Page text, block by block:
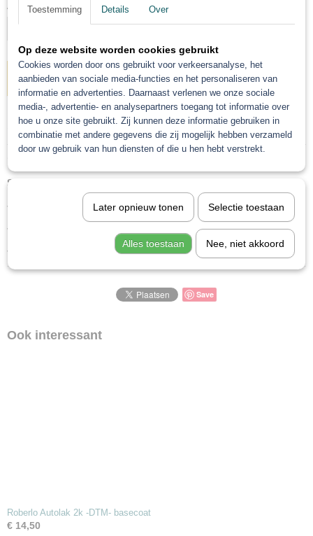
Aantal
IN WINKELWAGEN
Specificaties
Netto gewicht
Bruto gewicht
Omschrijving
Schuurplank set 5 delig 70x 420 Klittenband
-zeer complete set voor het strak maken
- schuurplank flex speciaal voor bollingen zoals het dak
-handige schuurblok voor 150 mm schijven
Save
Ook interessant
Roberlo Autolak 2k -DTM- basecoat
€ 14,50
Toestemming Details Over
Op deze website worden cookies gebruikt
Cookies worden door ons gebruikt voor verkeersanalyse, het
aanbieden van sociale media-functies en het personaliseren van
informatie en advertenties. Daarnaast verlenen we onze sociale
media-, advertentie- en analysepartners toegang tot informatie over
hoe u onze site gebruikt. Zij kunnen deze informatie gebruiken in
combinatie met andere gegevens die zij mogelijk hebben verzameld
door uw gebruik van hun diensten of die u hen hebt verstrekt.
Later opnieuw tonen Selectie toestaan
Alles toestaan Nee, niet akkoord